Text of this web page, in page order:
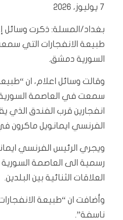
7 يوليوز، 2026
بغداد/المسلة: ذكرت وسائل
طبيعة الانفجارات التي
السورية دمشق.
وقالت وسائل اعلام، ان
سمعت في العاصمة
انفجارين قرب الفندق الذي
الفرنسي ايمانويل ماكرون
ويجري الرئيس الفرنسي
رسمية الى العاصمة السورية
العلاقات الثنائية بين البلدين.
وأضافت ان “طبيعة
ناسفة”.